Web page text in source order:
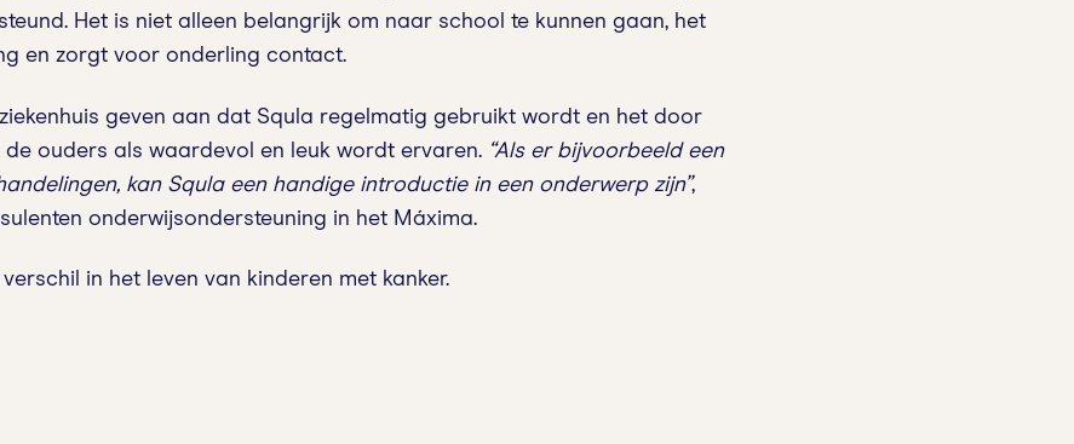
Het is niet alleen belangrijk om naar school te kunnen gaan, het
en zorgt voor onderling contact.
geven aan dat Squla regelmatig gebruikt wordt en het door
de ouders als waardevol en leuk wordt ervaren. “Als er bijvoorbeeld een
kan Squla een handige introductie in een onderwerp zijn”,
onderwijsondersteuning in het Máxima.
in het leven van kinderen met kanker.